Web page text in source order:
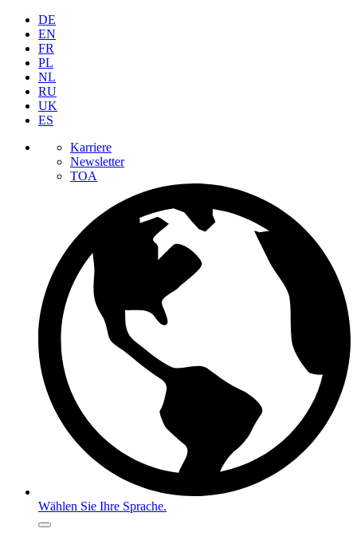
DE
EN
FR
PL
NL
RU
UK
ES
Karriere
Newsletter
TOA
Wählen Sie Ihre Sprache.